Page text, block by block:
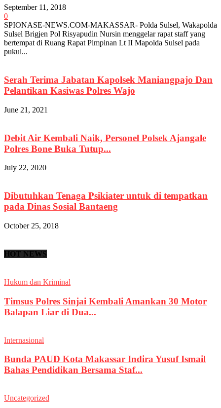
September 11, 2018
0
SPIONASE-NEWS.COM-MAKASSAR- Polda Sulsel, Wakapolda
Sulsel Brigjen Pol Risyapudin Nursin menggelar rapat staff yang
bertempat di Ruang Rapat Pimpinan Lt II Mapolda Sulsel pada
pukul...
Serah Terima Jabatan Kapolsek Maniangpajo Dan
Pelantikan Kasiwas Polres Wajo
June 21, 2021
Debit Air Kembali Naik, Personel Polsek Ajangale
Polres Bone Buka Tutup...
July 22, 2020
Dibutuhkan Tenaga Psikiater untuk di tempatkan
pada Dinas Sosial Bantaeng
October 25, 2018
HOT NEWS
Hukum dan Kriminal
Timsus Polres Sinjai Kembali Amankan 30 Motor
Balapan Liar di Dua...
Internasional
Bunda PAUD Kota Makassar Indira Yusuf Ismail
Bahas Pendidikan Bersama Staf...
Uncategorized